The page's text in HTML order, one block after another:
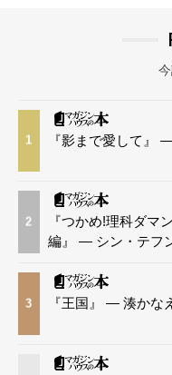
1 『影まで愛して』
2
『つかめ!理科ダマ
編』 — シン・テフ
3 『王国』 — 湊かな